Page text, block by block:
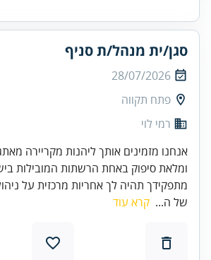
סגן/ית מנהל/ת סניף
28/07/2026
פתח תקווה
רמי לוי
אנחנו מזמינים אותך ליהנות מקריירה
ומלאת סיפוק באחת הרשתות המובילות
מתפקידך תהיה לך אחריות מרכזית על
של ה... קרא עוד